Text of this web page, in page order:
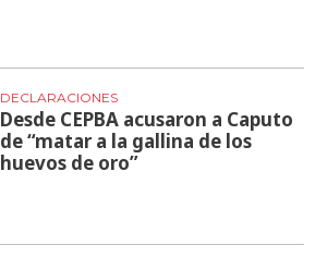
DECLARACIONES
Desde CEPBA acusaron a Caputo
de “matar a la gallina de los
huevos de oro”